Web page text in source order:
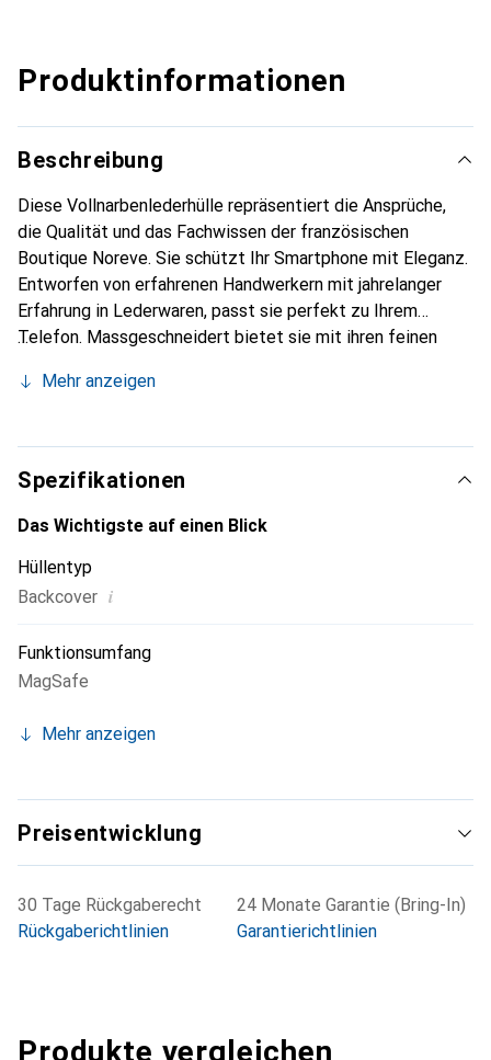
Produktinformationen
Beschreibung
Diese Vollnarbenlederhülle repräsentiert die Ansprüche,
die Qualität und das Fachwissen der französischen
Boutique Noreve. Sie schützt Ihr Smartphone mit Eleganz.
Entworfen von erfahrenen Handwerkern mit jahrelanger
Erfahrung in Lederwaren, passt sie perfekt zu Ihrem
Telefon. Massgeschneidert bietet sie mit ihren feinen
unverzichtbaren Accessoire für Ihr Smartphone. Die Marke
anerkannt und eine zuverlässige Wahl für eine
anspruchsvolle Kundschaft.
Mehr anzeigen
Spezifikationen
Das Wichtigste auf einen Blick
Hüllentyp
Backcover i
Funktionsumfang
MagSafe
Mehr anzeigen
Preisentwicklung
30 Tage Rückgaberecht
Rückgaberichtlinien
24 Monate Garantie (Bring-In)
Garantierichtlinien
Produkte vergleichen